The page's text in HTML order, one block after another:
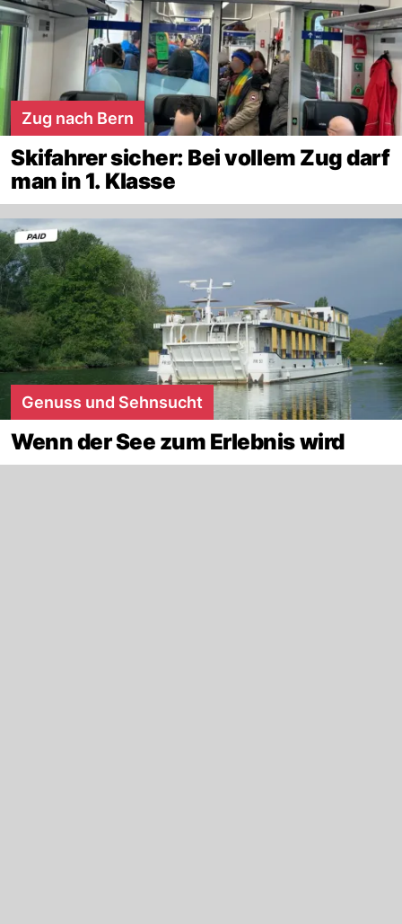
Zug nach Bern
Skifahrer sicher: Bei vollem Zug darf
man in 1. Klasse
Genuss und Sehnsucht
Wenn der See zum Erlebnis wird